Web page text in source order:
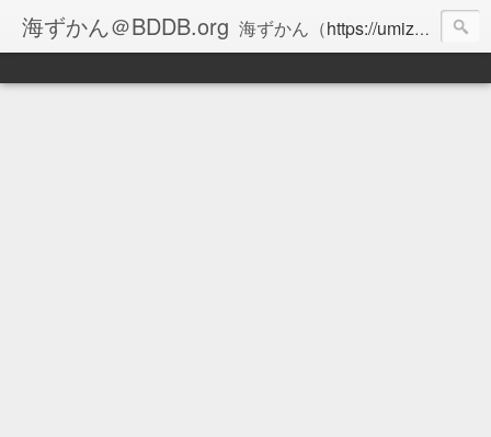
海ずかん＠BDDB.org 海ずかん（https://umizukan.com